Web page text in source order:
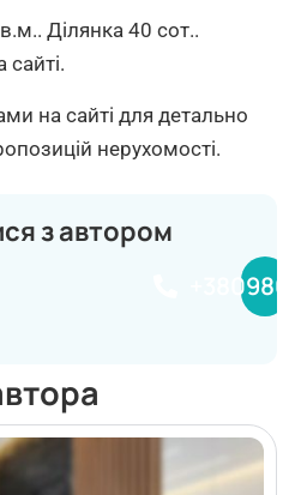
Ділянка 40 сот..
сайті.
на сайті для детально
нерухомості.
з автором